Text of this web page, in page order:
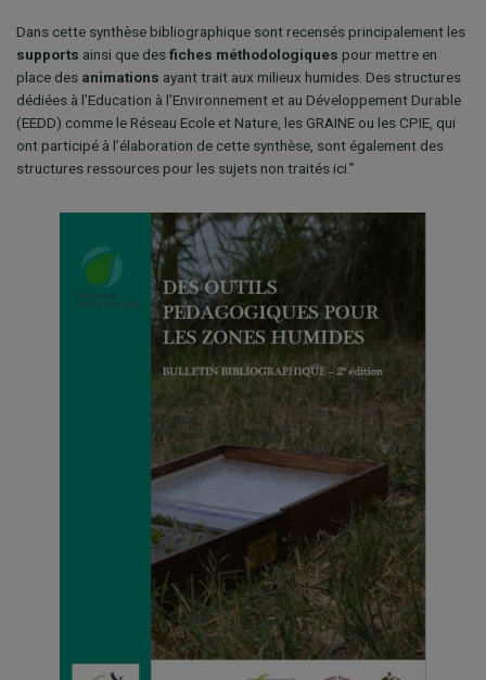
Dans cette synthèse bibliographique sont recensés principalement les
supports ainsi que desfiches méthodologiques pour mettre en
place des animations ayant trait aux milieux humides. Des structures
dédiées à l’Education à l’Environnement et au Développement Durable
(EEDD) comme le Réseau Ecole et Nature, les GRAINE ou les CPIE, qui
ont participé à l’élaboration de cette synthèse, sont également des
structures ressources pour les sujets non traités ici.”